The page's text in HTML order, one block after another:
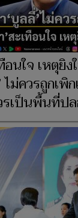
นใจ เหตุยิง
ม่ควรถูกเพิ
รเป็นพื้นที่ป